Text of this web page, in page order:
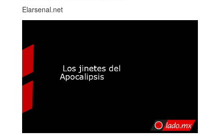
Elarsenal.net